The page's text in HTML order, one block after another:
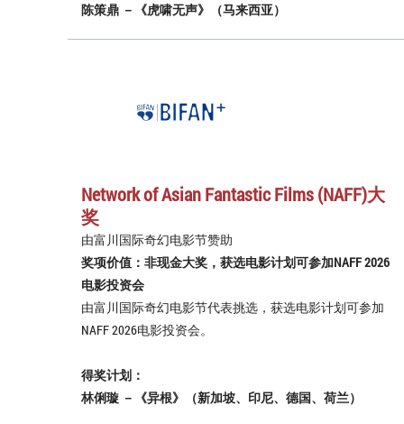
陈策鼎 －《虎啸无声》（马来西亚）
Network of Asian Fantastic Films (NAFF)大
奖
由富川国际奇幻电影节赞助
奖项价值：非现金大奖，获选电影计划可参加NAFF 2026
电影投资会
由富川国际奇幻电影节代表挑选，获选电影计划可参加
NAFF 2026电影投资会。
得奖计划：
林俐璇 －《异根》（新加坡、印尼、德国、荷兰）